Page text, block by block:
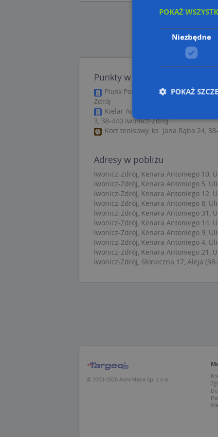
Punkty w pobliżu
Plusk Polska, ul. Stanisława
Zdrój
Kielar Andrzej Jan Andrzej Kielar -
3, 38-440 Iwonicz-Zdrój
Kort tenisowy, ks. Jana Rąba 24,
Adresy w pobliżu
Iwonicz-Zdrój, Kenara Antoniego 10,
Iwonicz-Zdrój, Kenara Antoniego 5,
Iwonicz-Zdrój, Kenara Antoniego 12,
Iwonicz-Zdrój, Kenara Antoniego 8,
Iwonicz-Zdrój, Kenara Antoniego 31,
Iwonicz-Zdrój, Kenara Antoniego 14,
Iwonicz-Zdrój, Kenara Antoniego 9,
Iwonicz-Zdrój, Kenara Antoniego 4,
Iwonicz-Zdrój, Kenara Antoniego 21,
Iwonicz-Zdrój, Słoneczna 17, Aleja
© 2003-2026 AutoMapa Sp. z o.o.
POKAŻ
Niezbędne
POKAŻ
Niezbędne pliki
Nazwa
APPSESSID
U
kloc
_ga